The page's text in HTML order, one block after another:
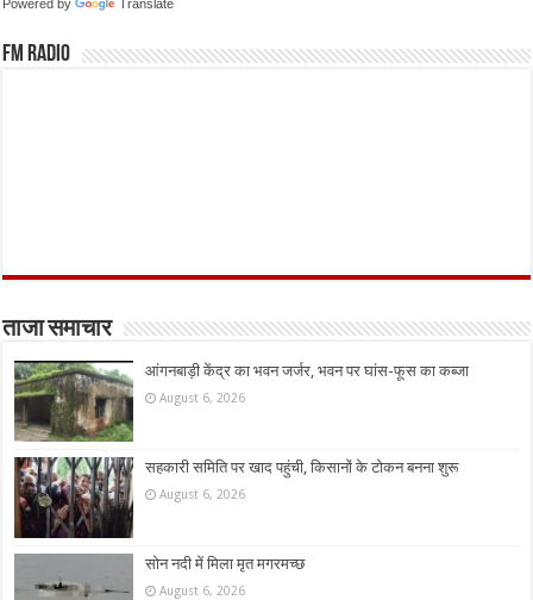
Powered by Translate
FM Radio
ताजा समाचार
आंगनबाड़ी केंद्र का भवन जर्जर, भवन पर घांस-फूस का कब्जा
August 6, 2026
सहकारी समिति पर खाद पहुंची, किसानों के टोकन बनना शुरू
August 6, 2026
सोन नदी में मिला मृत मगरमच्छ
August 6, 2026